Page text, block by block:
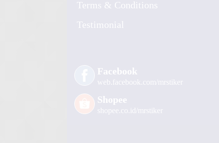
Terms & Conditions
Testimonial
Facebook
web.facebook.com/mrstiker
Shopee
shopee.co.id/mrstiker